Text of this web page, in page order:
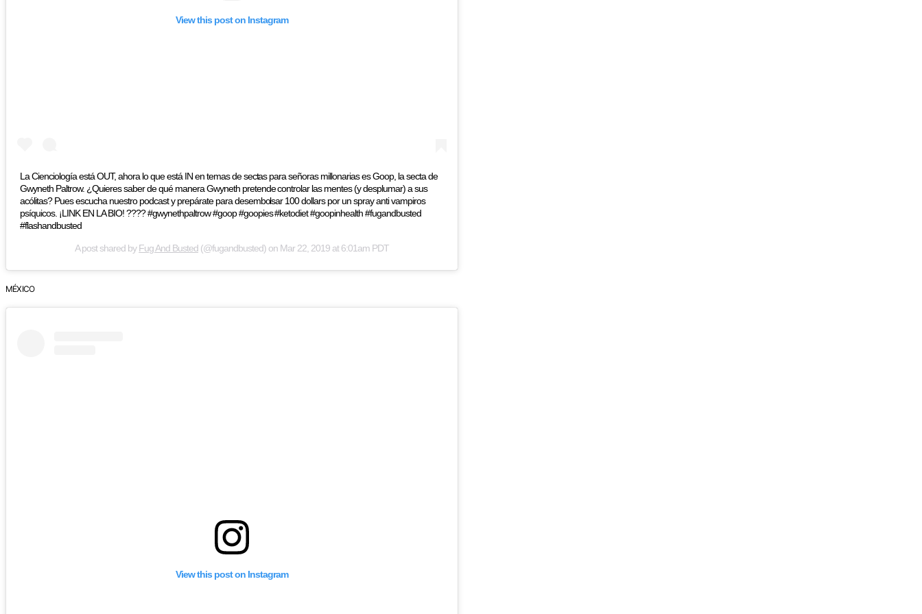
View this post on Instagram
La Cienciología está OUT, ahora lo que está IN en temas de sectas para señoras millonarias es Goop, la secta de
Gwyneth Paltrow. ¿Quieres saber de qué manera Gwyneth pretende controlar las mentes (y desplumar) a sus
acólitas? Pues escucha nuestro podcast y prepárate para desembolsar 100 dollars por un spray anti vampiros
psíquicos. ¡LINK EN LA BIO! ???? #gwynethpaltrow #goop #goopies #ketodiet #goopinhealth #fugandbusted
#flashandbusted
A post shared byFug And Busted (@fugandbusted) on Mar 22, 2019 at 6:01am PDT
MÉXICO
View this post on Instagram